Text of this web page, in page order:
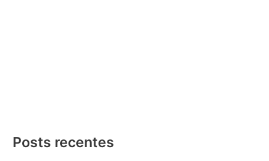
Site
Maceió
Posts recentes